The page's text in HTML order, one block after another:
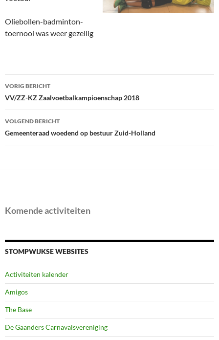
Oliebollen-badminton-
toernooi was weer gezellig
Bericht
navigatie
VORIG BERICHT
VV/ZZ-KZ Zaalvoetbalkampioenschap 2018
VOLGEND BERICHT
Gemeenteraad woedend op bestuur Zuid-Holland
Komende activiteiten
STOMPWIJKSE WEBSITES
Activiteiten kalender
Amigos
The Base
De Gaanders Carnavalsvereniging